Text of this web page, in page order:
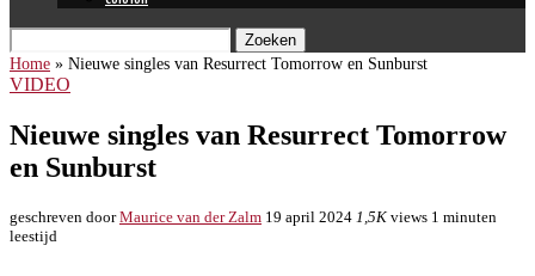
Zoeken
Home » Nieuwe singles van Resurrect Tomorrow en Sunburst
VIDEO
Nieuwe singles van Resurrect Tomorrow
en Sunburst
geschreven doorMaurice van der Zalm 19 april 2024 1,5K views 1 minuten
leestijd